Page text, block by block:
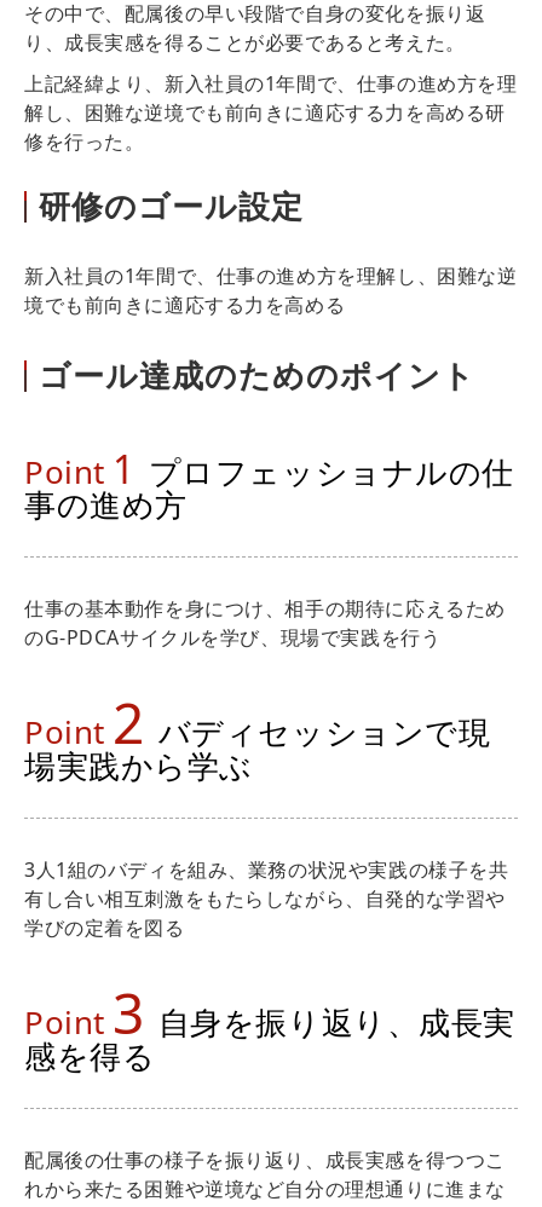
その中で、配属後の早い段階で自身の変化を振り返
り、成長実感を得ることが必要であると考えた。
上記経緯より、新入社員の1年間で、仕事の進め方を理
解し、困難な逆境でも前向きに適応する力を高める研
修を行った。
研修のゴール設定
新入社員の1年間で、仕事の進め方を理解し、困難な逆
境でも前向きに適応する力を高める
ゴール達成のためのポイント
Point 1 プロフェッショナルの仕
事の進め方
仕事の基本動作を身につけ、相手の期待に応えるため
のG-PDCAサイクルを学び、現場で実践を行う
Point 2 バディセッションで現
場実践から学ぶ
3人1組のバディを組み、業務の状況や実践の様子を共
有し合い相互刺激をもたらしながら、自発的な学習や
学びの定着を図る
Point 3 自身を振り返り、成長実
感を得る
配属後の仕事の様子を振り返り、成長実感を得つつこ
れから来たる困難や逆境など自分の理想通りに進まな